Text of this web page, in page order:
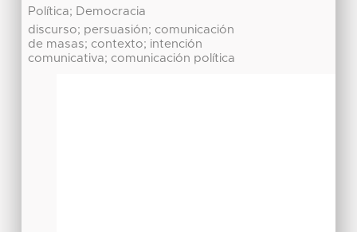
Política; Democracia
discurso; persuasión; comunicación
de masas; contexto; intención
comunicativa; comunicación política